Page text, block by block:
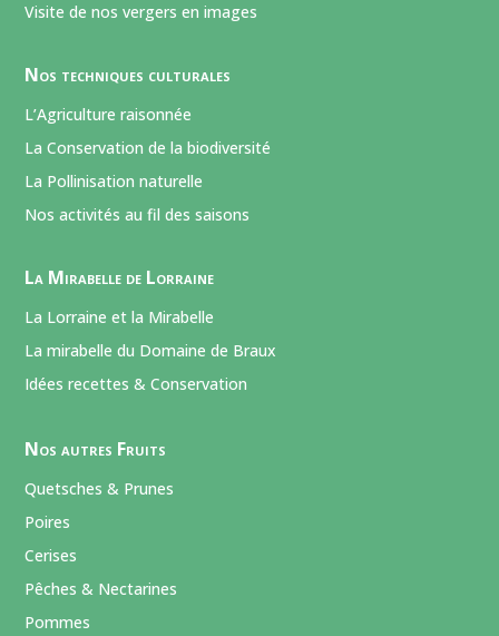
Visite de nos vergers en images
Nos techniques culturales
L’Agriculture raisonnée
La Conservation de la biodiversité
La Pollinisation naturelle
Nos activités au fil des saisons
La Mirabelle de Lorraine
La Lorraine et la Mirabelle
La mirabelle du Domaine de Braux
Idées recettes & Conservation
Nos autres Fruits
Quetsches & Prunes
Poires
Cerises
Pêches & Nectarines
Pommes